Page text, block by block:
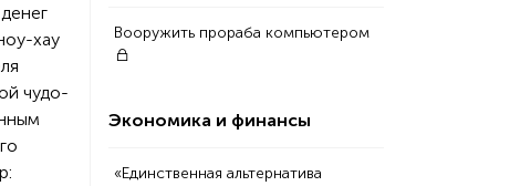
хау
чудо-
Вооружить прораба компьютером
Экономика и финансы
«Единственная альтернатива